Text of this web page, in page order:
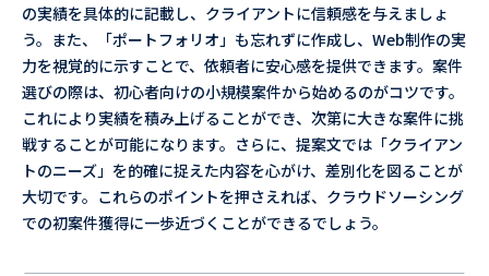
の実績を具体的に記載し、クライアントに信頼感を与えましょ
う。また、「ポートフォリオ」も忘れずに作成し、Web制作の実
力を視覚的に示すことで、依頼者に安心感を提供できます。案件
選びの際は、初心者向けの小規模案件から始めるのがコツです。
これにより実績を積み上げることができ、次第に大きな案件に挑
戦することが可能になります。さらに、提案文では「クライアン
トのニーズ」を的確に捉えた内容を心がけ、差別化を図ることが
大切です。これらのポイントを押さえれば、クラウドソーシング
での初案件獲得に一歩近づくことができるでしょう。